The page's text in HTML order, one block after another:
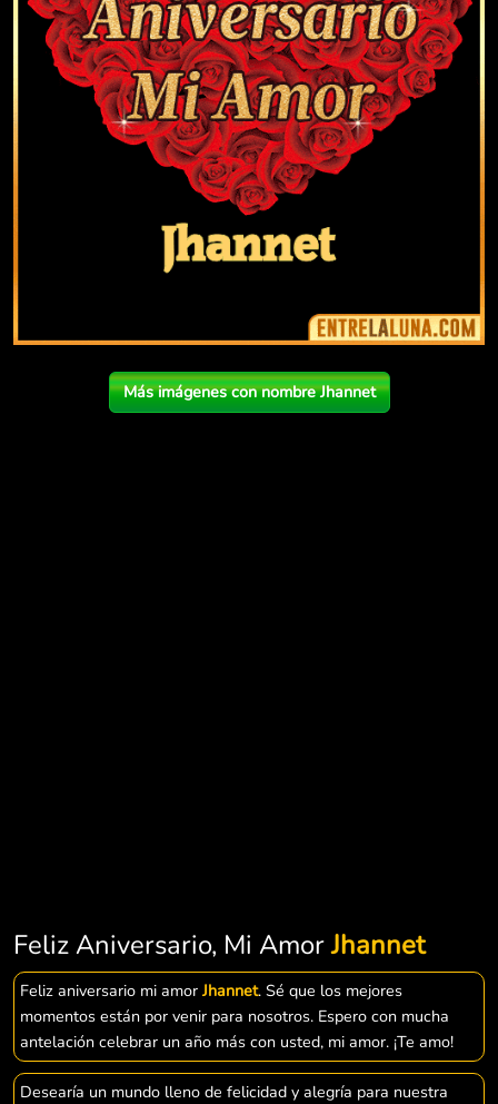
Más imágenes con nombre Jhannet
Feliz Aniversario, Mi AmorJhannet
Feliz aniversario mi amor Jhannet. Sé que los mejores
momentos están por venir para nosotros. Espero con mucha
antelación celebrar un año más con usted, mi amor. ¡Te amo!
Desearía un mundo lleno de felicidad y alegría para nuestra